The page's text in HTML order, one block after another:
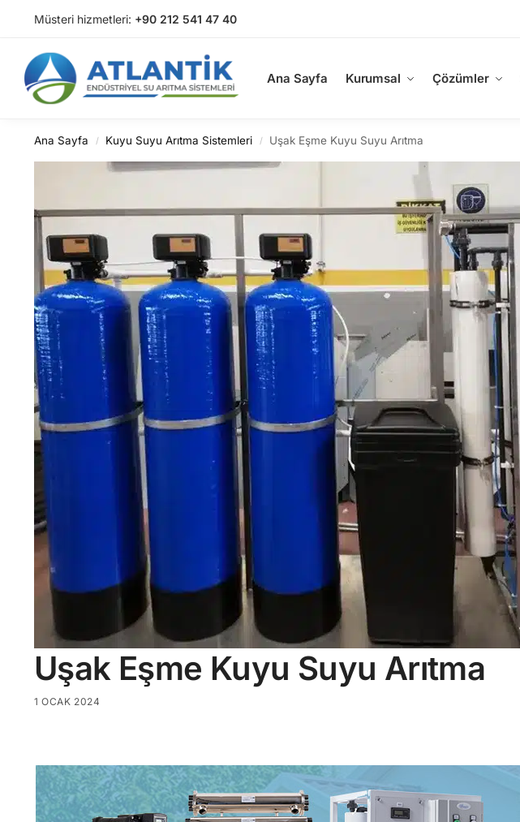
Müsteri hizmetleri: +90 212 541 47 40
Ana Sayfa Kurumsal Çözümler
Arama
Ana Sayfa / Kuyu Suyu Arıtma Sistemleri / Uşak Eşme Kuyu Suyu Arıtma
Uşak Eşme Kuyu Suyu Arıtma
1 OCAK 2024